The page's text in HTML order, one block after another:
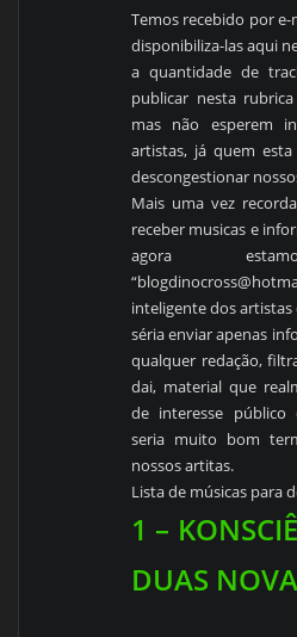
Temos recebido por
disponibiliza-las aqui
a quantidade de
publicar nesta
mas não esperem
artistas, já quem
descongestionar
Mais uma vez
receber musicas e
agora
“
inteligente dos
séria enviar apenas
qualquer redação,
dai, material que
de interesse público
seria muito bom
nossos artitas.
Lista de músicas para
1 –
DUAS